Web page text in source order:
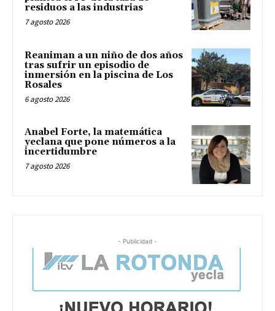
residuos a las industrias
7 agosto 2026
Reaniman a un niño de dos años
tras sufrir un episodio de
inmersión en la piscina de Los
Rosales
6 agosto 2026
Anabel Forte, la matemática
yeclana que pone números a la
incertidumbre
7 agosto 2026
- Publicidad -